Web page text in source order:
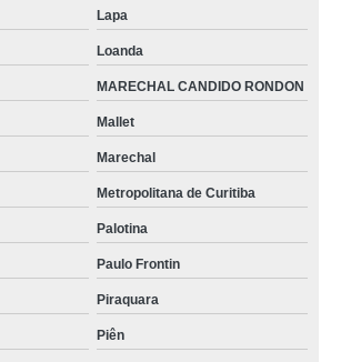
Lapa
Loanda
MARECHAL CANDIDO RONDON
Mallet
Marechal
Metropolitana de Curitiba
Palotina
Paulo Frontin
Piraquara
Piên